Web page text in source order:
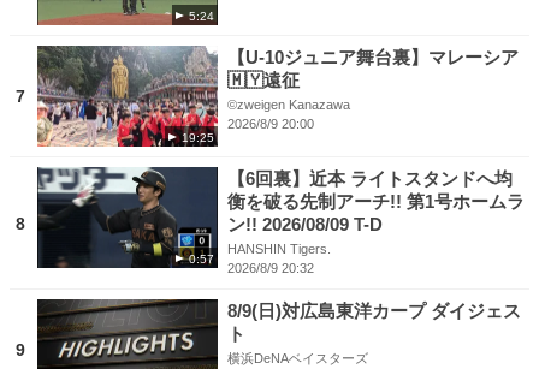
5:24
7
19:25
【U-10ジュニア舞台裏】マレーシア
🇲🇾遠征
©︎zweigen Kanazawa
2026/8/9 20:00
8
0:57
【6回裏】近本 ライトスタンドへ均
衡を破る先制アーチ!! 第1号ホームラ
ン!! 2026/08/09 T-D
HANSHIN Tigers.
2026/8/9 20:32
9
8/9(日)対広島東洋カープ ダイジェス
ト
横浜DeNAベイスターズ